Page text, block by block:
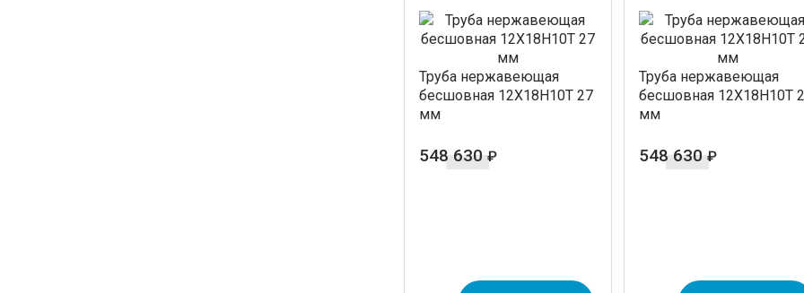
Труба нержавеющая
бесшовная 12Х18Н10Т 27
мм
548 630 ₽
Труба нержавеющая
бесшовная 12Х18Н10Т
мм
548 630 ₽